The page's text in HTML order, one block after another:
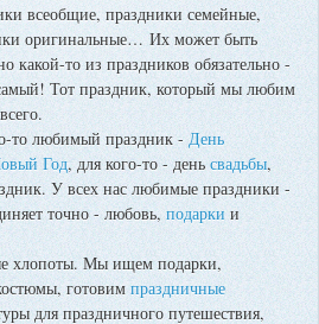
всеобщие, праздники семейные,
оригинальные… Их может быть
какой-то из праздников обязательно -
Тот праздник, который мы любим
то любимый праздник - День
Год, для кого-то - деньсвадьбы,
У всех нас любимые праздники -
точно - любовь,подаркии
хлопоты. Мы ищем подарки,
готовимпраздничные
для праздничного путешествия,